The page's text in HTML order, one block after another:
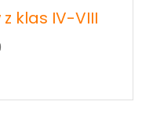
klas IV-VIII